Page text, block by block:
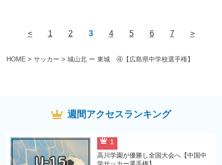
HOME > サッカー > 城山北 ー 東城 ④【広島県中学校選手権】
< 1 2 3 4 5 6 7 >
週間アクセスランキング
1
高川学園が優勝し全国大会へ【中国中